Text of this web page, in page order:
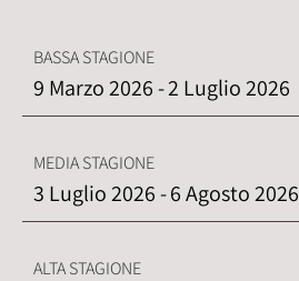
BASSA STAGIONE
9 Marzo 2026 -2 Luglio 2026
MEDIA STAGIONE
3 Luglio 2026 -6 Agosto 2026
ALTA STAGIONE